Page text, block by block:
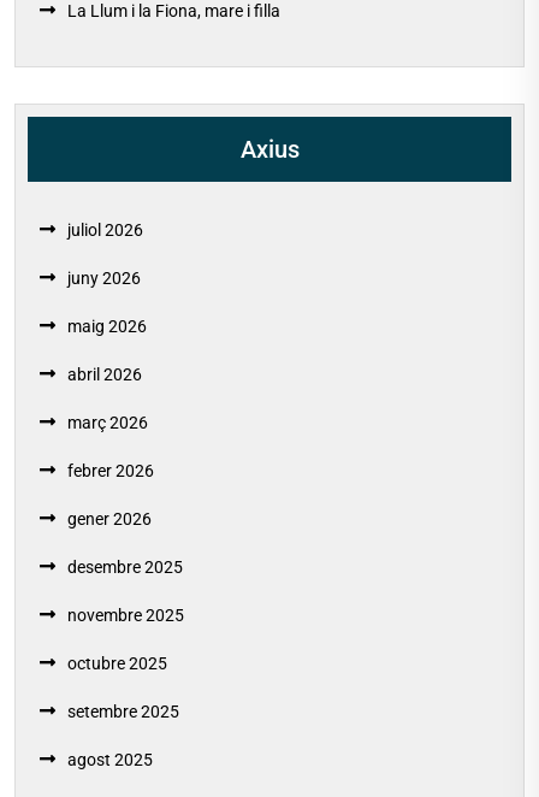
La Llum i la Fiona, mare i filla
Axius
juliol 2026
juny 2026
maig 2026
abril 2026
març 2026
febrer 2026
gener 2026
desembre 2025
novembre 2025
octubre 2025
setembre 2025
agost 2025